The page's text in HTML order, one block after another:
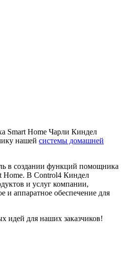
Smart Home Чарли Киндел
нашей системы домашней
в создании функций помощника
Home. В Control4 Киндел
и услуг компании,
и аппаратное обеспечение для
идей для наших заказчиков!